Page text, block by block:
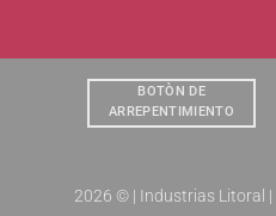
BOTÒN DE
ARREPENTIMIENTO
2026 © | Industrias Litoral |